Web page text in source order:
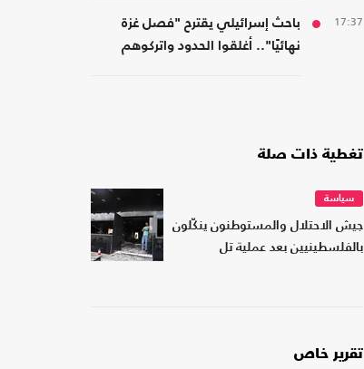
17:37
باحث إسرائيلي يقترح "فصل غزة
نهائيًا".. أغلقوا الحدود واتركوهم
تغطية ذات صلة
سياسة
جيش الاحتلال والمستوطنون ينكّلون
بالفلسطينيين بعد عملية تل
تقرير خاص